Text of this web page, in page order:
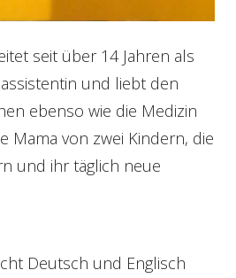
seit über 14 Jahren als
und liebt den
ebenso wie die Medizin
Mama von zwei Kindern, die
und ihr täglich neue
Deutsch und Englisch